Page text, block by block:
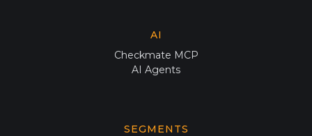
AI
Checkmate MCP
AI Agents
SEGMENTS